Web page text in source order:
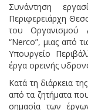
Συνάντηση
Περιφερειάρχη
του Οργανισμού
“Nerco”, μιας από
Υπουργείο
έργα ορεινής
Kατά τη διάρκεια
από τα ζητήματα
σημασία των